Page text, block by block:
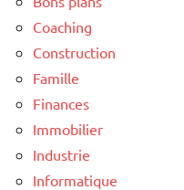
Coaching
Construction
Famille
Finances
Immobilier
Industrie
Informatique